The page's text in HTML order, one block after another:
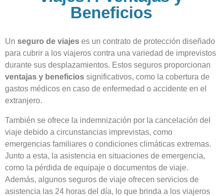
Beneficios
Un seguro de viajes es un contrato de protección diseñado
para cubrir a los viajeros contra una variedad de imprevistos
durante sus desplazamientos. Estos seguros proporcionan
ventajas y beneficios significativos, como la cobertura de
gastos médicos en caso de enfermedad o accidente en el
extranjero.
También se ofrece la indemnización por la cancelación del
viaje debido a circunstancias imprevistas, como
emergencias familiares o condiciones climáticas extremas.
Junto a esta, la asistencia en situaciones de emergencia,
como la pérdida de equipaje o documentos de viaje.
Además, algunos seguros de viaje ofrecen servicios de
asistencia las 24 horas del día, lo que brinda a los viajeros